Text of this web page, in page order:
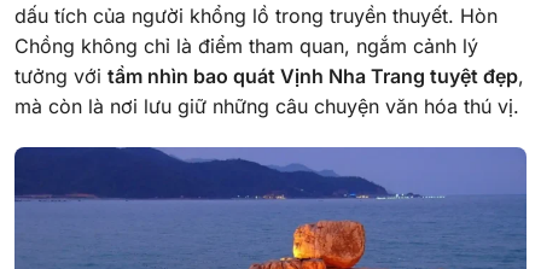
dấu tích của người khổng lồ trong truyền thuyết. Hòn
Chồng không chỉ là điểm tham quan, ngắm cảnh lý
tưởng với tầm nhìn bao quát Vịnh Nha Trang tuyệt đẹp,
mà còn là nơi lưu giữ những câu chuyện văn hóa thú vị.